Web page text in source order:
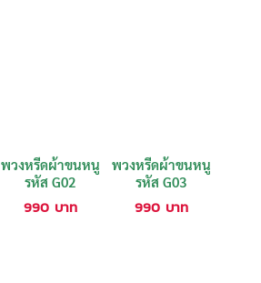
พวงหรีดผ้าขนหนู
รหัส G02
990 บาท
พวงหรีดผ้าขนหนู
รหัส G03
990 บาท